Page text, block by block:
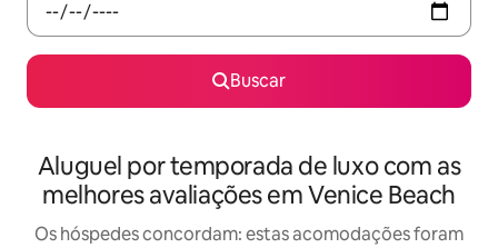
Buscar
Aluguel por temporada de luxo com as
melhores avaliações em Venice Beach
Os hóspedes concordam: estas acomodações foram